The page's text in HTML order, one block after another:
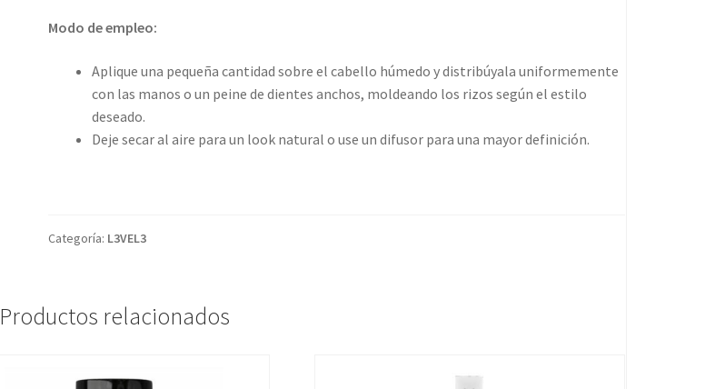
Modo de empleo:
Aplique una pequeña cantidad sobre el cabello húmedo y distribúyala uniformemente
con las manos o un peine de dientes anchos, moldeando los rizos según el estilo
deseado.
Deje secar al aire para un look natural o use un difusor para una mayor definición.
Categoría: L3VEL3
Productos relacionados